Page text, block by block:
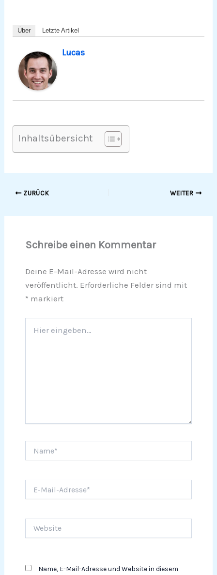
Über Letzte Artikel
Lucas
Inhaltsübersicht
ZURÜCK WEITER
Schreibe einen Kommentar
Deine E-Mail-Adresse wird nicht
veröffentlicht. Erforderliche Felder sind mit
* markiert
eingeben…
Mail-
Name, E-Mail-Adresse und Website in diesem